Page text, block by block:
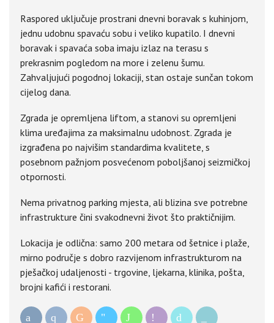
Raspored uključuje prostrani dnevni boravak s kuhinjom,
jednu udobnu spavaću sobu i veliko kupatilo. I dnevni
boravak i spavaća soba imaju izlaz na terasu s
prekrasnim pogledom na more i zelenu šumu.
Zahvaljujući pogodnoj lokaciji, stan ostaje sunčan tokom
cijelog dana.
Zgrada je opremljena liftom, a stanovi su opremljeni
klima uređajima za maksimalnu udobnost. Zgrada je
izgrađena po najvišim standardima kvalitete, s
posebnom pažnjom posvećenom poboljšanoj seizmičkoj
otpornosti.
Nema privatnog parking mjesta, ali blizina sve potrebne
infrastrukture čini svakodnevni život što praktičnijim.
Lokacija je odlična: samo 200 metara od šetnice i plaže,
mirno područje s dobro razvijenom infrastrukturom na
pješačkoj udaljenosti - trgovine, ljekarna, klinika, pošta,
brojni kafići i restorani.